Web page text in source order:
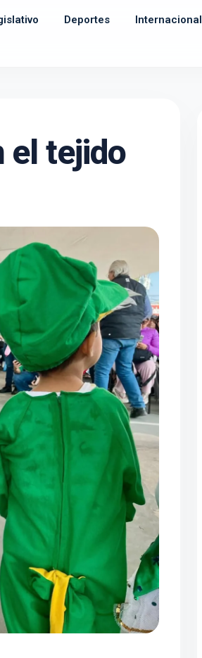
Deportes Internacional
el tejido